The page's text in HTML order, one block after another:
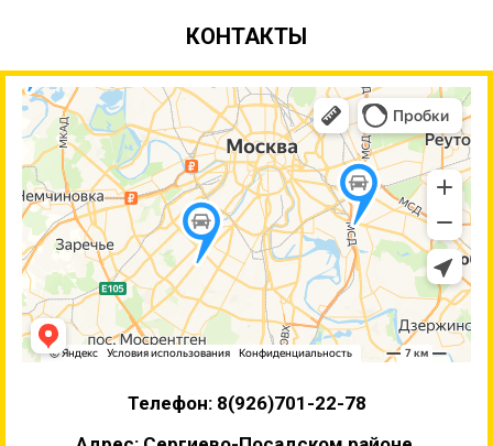
КОНТАКТЫ
Телефон: 8(926)701-22-78